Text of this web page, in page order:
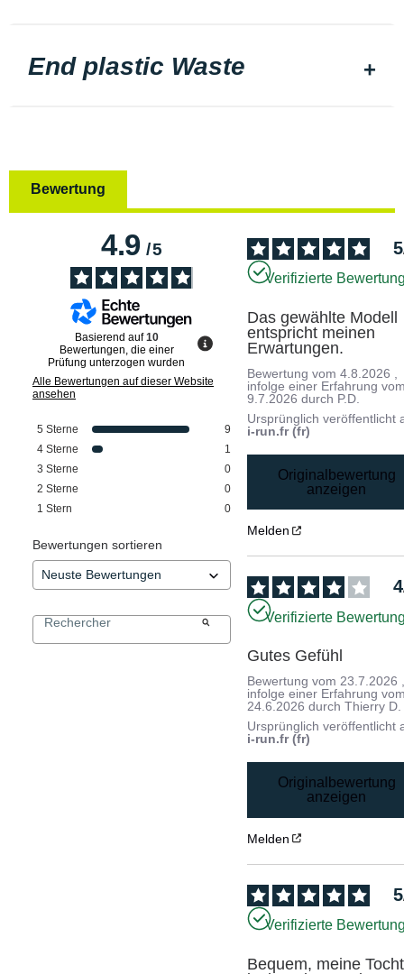
End plastic Waste
Bewertung
4.9/5
Basierend auf10
Bewertungen, die einer
Prüfung unterzogen wurden
Alle Bewertungen auf dieser Website
ansehen
5 Sterne
9
4 Sterne
1
3 Sterne
0
2 Sterne
0
1 Stern 0
Bewertungen sortieren
5
Verifizierte
Das gewählte Modell
entspricht meinen
Erwartungen.
Bewertung vom4.8.2026
infolge einer Erfahrung
9.7.2026 durch P.D.
Ursprünglich veröffentlicht
i-run.fr (fr)
Originalbewertung
anzeigen
Melden
4
Verifizierte
Gutes Gefühl
Bewertung vom23.7.2026
infolge einer Erfahrung
24.6.2026 durchThierry D.
Ursprünglich veröffentlicht
i-run.fr (fr)
Originalbewertung
anzeigen
Melden
5
Verifizierte
Bequem, meine